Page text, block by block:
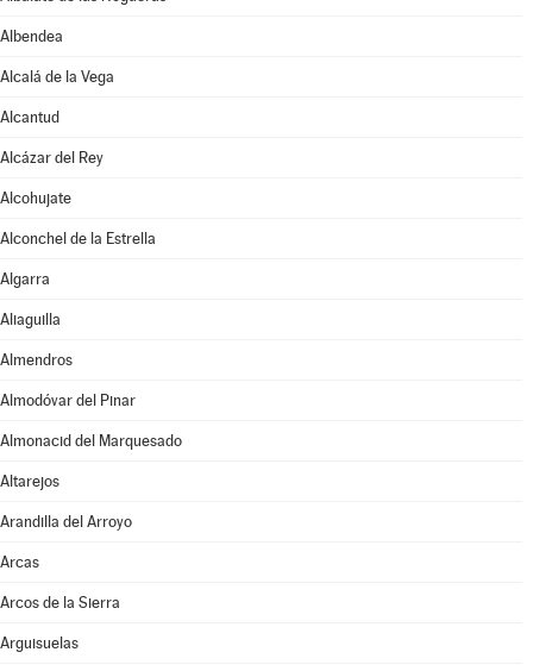
Albendea
Alcalá de la Vega
Alcantud
Alcázar del Rey
Alcohujate
Alconchel de la Estrella
Algarra
Aliaguilla
Almendros
Almodóvar del Pinar
Almonacid del Marquesado
Altarejos
Arandilla del Arroyo
Arcas
Arcos de la Sierra
Arguisuelas